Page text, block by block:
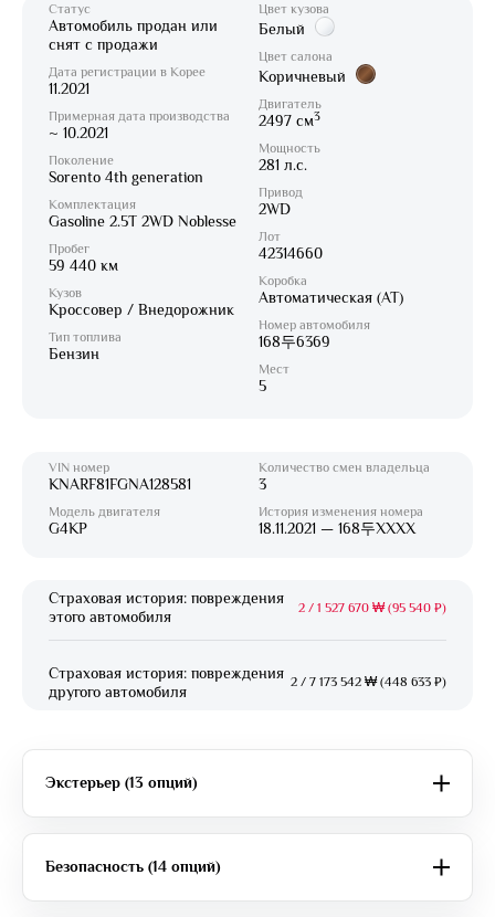
Статус
Автомобиль продан или
снят с продажи
Дата регистрации в Корее
11.2021
Примерная дата производства
~ 10.2021
Поколение
Sorento 4th generation
Комплектация
Gasoline 2.5T 2WD Noblesse
Пробег
59 440 км
Кузов
Кроссовер / Внедорожник
Тип топлива
Бензин
Цвет кузова
Белый
Цвет салона
Коричневый
Двигатель
2497 см3
Мощность
281 л.с.
Привод
2WD
Лот
42314660
Коробка
Автоматическая (AT)
Номер автомобиля
168두6369
Мест
5
VIN номер
KNARF81FGNA128581
Модель двигателя
G4KP
Количество смен владельца
3
История изменения номера
18.11.2021 — 168두XXXX
Страховая история: повреждения
этого автомобиля
2 / 1 527 670 ₩ (95 540 ₽)
Страховая история: повреждения
другого автомобиля
2 / 7 173 542 ₩ (448 633 ₽)
Экстерьер (13 опций)
Безопасность (14 опций)